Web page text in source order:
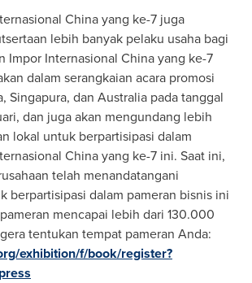
China yang ke-7 juga
lebih banyak pelaku usaha bagi
Impor Internasional China yang ke-7
dalam serangkaian acara promosi
, Singapura, dan Australia pada tanggal
dan juga akan mengundang lebih
lokal untuk berpartisipasi dalam
China yang ke-7 ini. Saat ini,
telah menandatangani
berpartisipasi dalam pameran bisnis ini
mencapai lebih dari 130.000
tentukan tempat pameran Anda:
exhibition/f/book/register?